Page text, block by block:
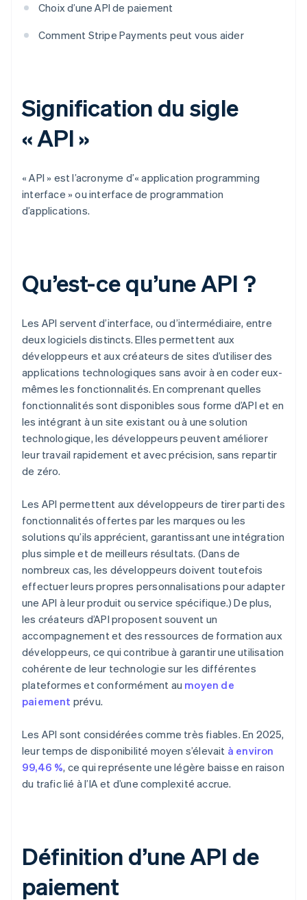
Choix d’une API de paiement
Comment Stripe Payments peut vous aider
Signification du sigle
« API »
« API » est l’acronyme d’« application programming
interface » ou interface de programmation
d’applications.
Qu’est-ce qu’une API ?
Les API servent d’interface, ou d’intermédiaire, entre
deux logiciels distincts. Elles permettent aux
développeurs et aux créateurs de sites d’utiliser des
applications technologiques sans avoir à en coder eux-
mêmes les fonctionnalités. En comprenant quelles
fonctionnalités sont disponibles sous forme d’API et en
les intégrant à un site existant ou à une solution
technologique, les développeurs peuvent améliorer
leur travail rapidement et avec précision, sans repartir
de zéro.
Les API permettent aux développeurs de tirer parti des
fonctionnalités offertes par les marques ou les
solutions qu’ils apprécient, garantissant une intégration
plus simple et de meilleurs résultats. (Dans de
nombreux cas, les développeurs doivent toutefois
effectuer leurs propres personnalisations pour adapter
une API à leur produit ou service spécifique.) De plus,
les créateurs d’API proposent souvent un
accompagnement et des ressources de formation aux
développeurs, ce qui contribue à garantir une utilisation
cohérente de leur technologie sur les différentes
plateformes et conformément au moyen de
paiement prévu.
Les API sont considérées comme très fiables. En 2025,
leur temps de disponibilité moyen s’élevait à environ
99,46 %, ce qui représente une légère baisse en raison
du trafic lié à l’IA et d’une complexité accrue.
Définition d’une API de
paiement